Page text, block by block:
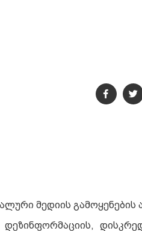
მედიის გამოყენების